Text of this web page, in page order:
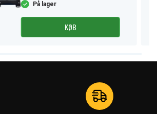
På lager
KØB